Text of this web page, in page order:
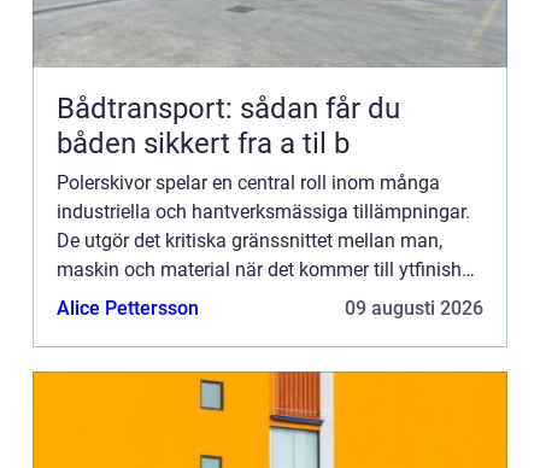
Bådtransport: sådan får du
båden sikkert fra a til b
Polerskivor spelar en central roll inom många
industriella och hantverksmässiga tillämpningar.
De utgör det kritiska gränssnittet mellan man,
maskin och material när det kommer till ytfinish
och polering. I denna artike...
Alice Pettersson 09 augusti 2026